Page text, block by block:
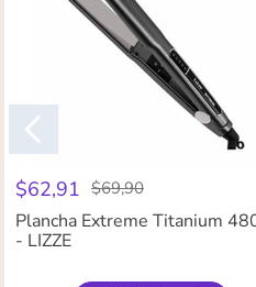
$62,91 $69,90
Plancha Extreme Titanium
- LIZZE